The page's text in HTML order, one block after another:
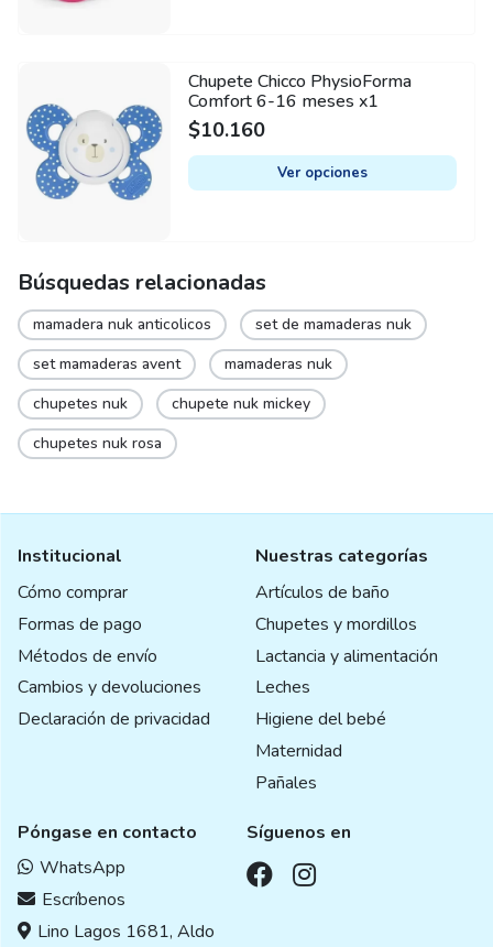
may
be
chosen
on
the
Chupete Chicco PhysioForma
Comfort 6-16 meses x1
$10.160
Ver opciones
This
product
has
multiple
variants.
may
be
chosen
on
the
product
Búsquedas relacionadas
mamadera nuk anticolicos
set de mamaderas nuk
set mamaderas avent
mamaderas nuk
chupetes nuk
chupete nuk mickey
chupetes nuk rosa
Institucional
Cómo comprar
Formas de pago
Métodos de envío
Cambios y devoluciones
Declaración de privacidad
Nuestras categorías
Artículos de baño
Chupetes y mordillos
Lactancia y alimentación
Leches
Higiene del bebé
Maternidad
Pañales
Póngase en contacto
WhatsApp
Escríbenos
Lino Lagos 1681, Aldo
Síguenos en